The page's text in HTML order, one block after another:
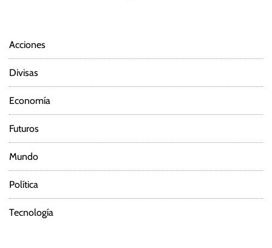
Acciones
Divisas
Economía
Futuros
Mundo
Política
Tecnología